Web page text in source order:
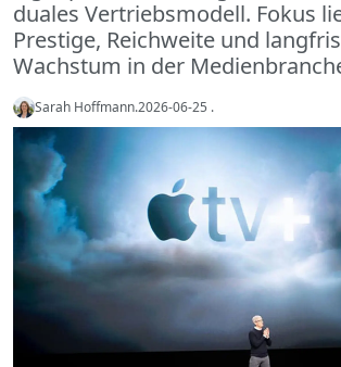
duales Vertriebsmodell. Fokus
Prestige, Reichweite und
Wachstum in der
Sarah Hoffmann.2026-06-25 .